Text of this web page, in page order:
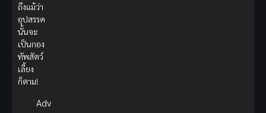
ถึงแม้ว่า
อุปสรรค
นั้นจะ
เป็นกอง
ทัพสัตว์
เลี้ยง
ก็ตาม!
Adv